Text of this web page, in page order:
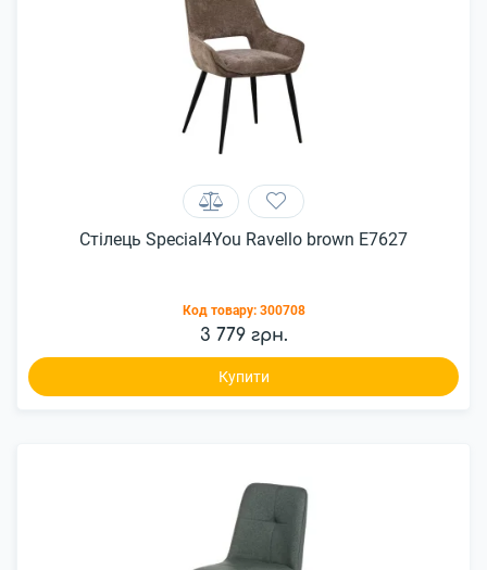
Стілець Special4You Ravello brown E7627
Код товару: 300708
3 779 грн.
Купити